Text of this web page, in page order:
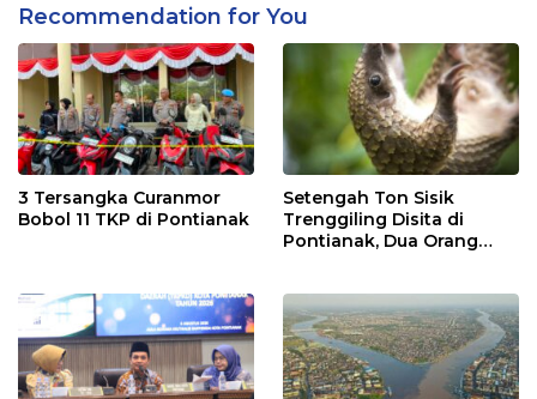
Recommendation for You
3 Tersangka Curanmor
Bobol 11 TKP di Pontianak
Setengah Ton Sisik
Trenggiling Disita di
Pontianak, Dua Orang